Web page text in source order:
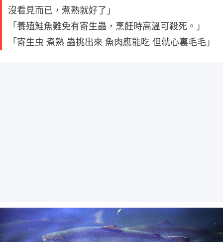
沒看見而已，煮熟就好了」
「養殖鮭魚難免有寄生蟲，烹飪時高溫可殺死。」
「寄生虫 煮熟 蟲挑出來 魚肉應能吃 但就心裏毛毛」